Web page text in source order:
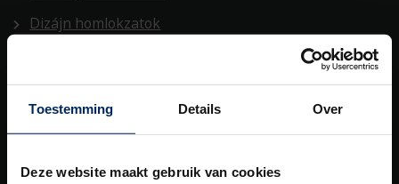
Toestemming Details Over
Deze website maakt gebruik van cookies
Dizájn homlokzatok